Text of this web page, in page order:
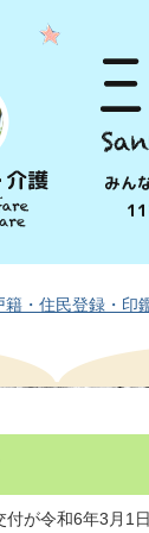
籍・住民登録・印
が令和6年3月1